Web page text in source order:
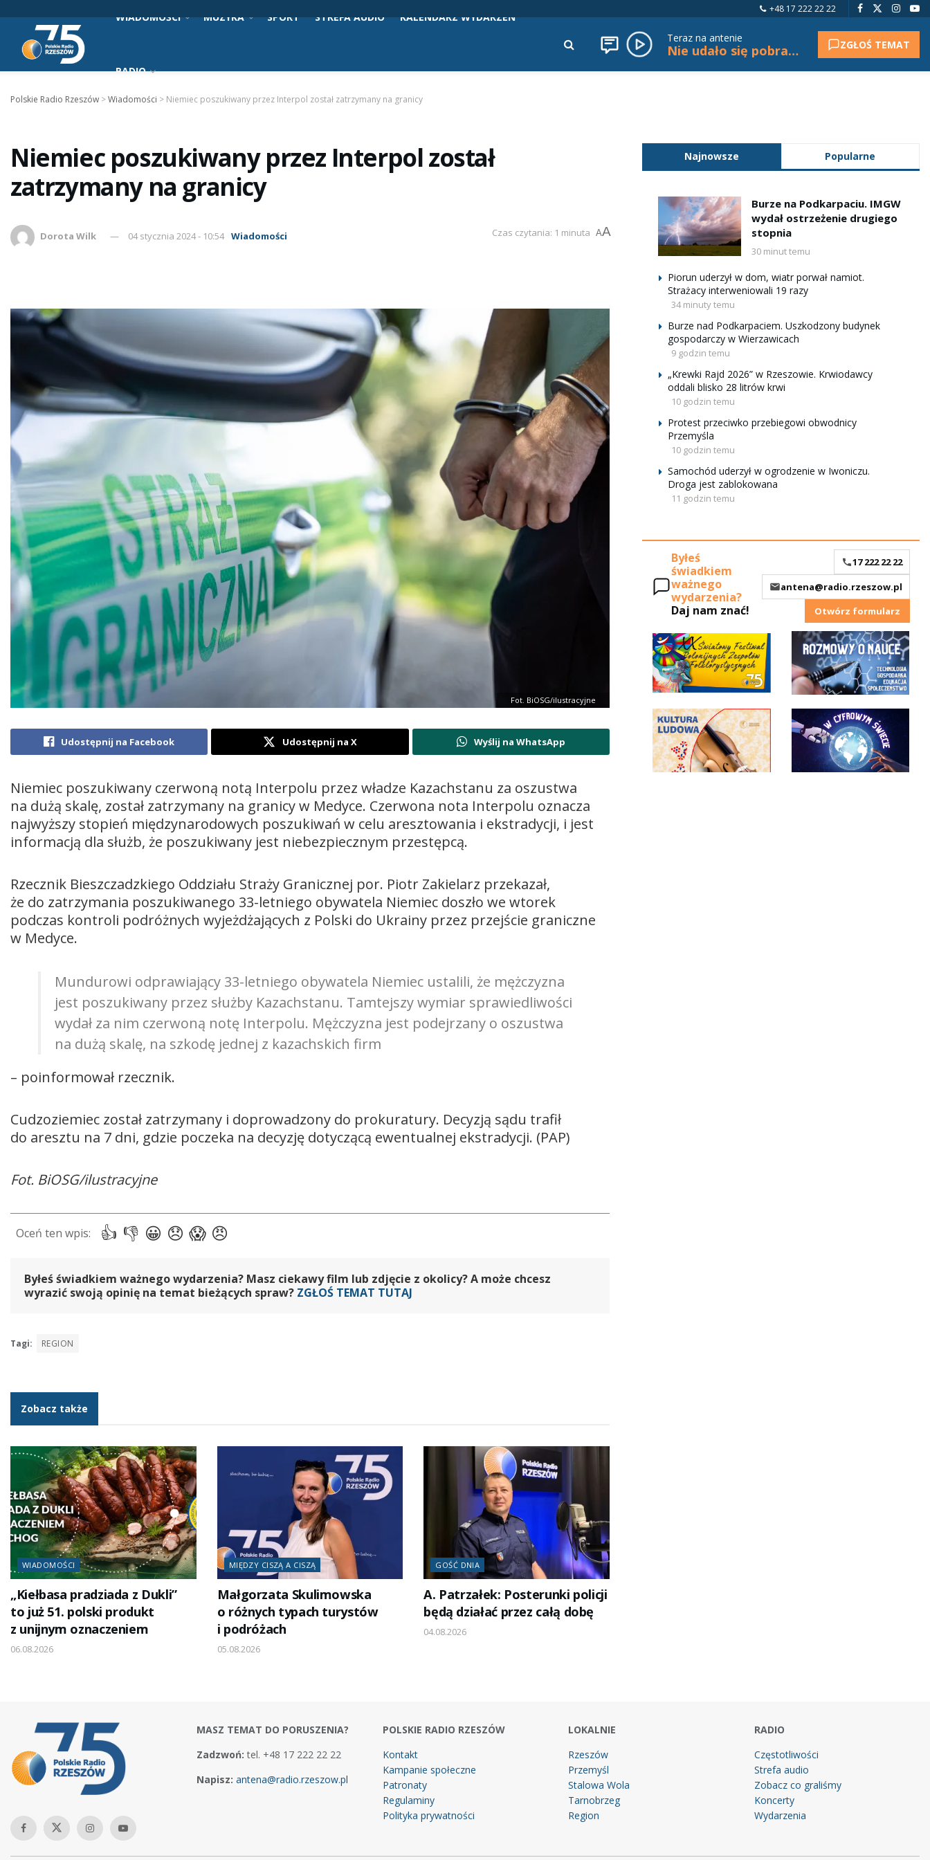
+48 17 222 22 22
WIADOMOŚCI MUZYKA SPORT STREFA AUDIO KALENDARZ WYDARZEŃ
RADIO
Teraz na antenie
Nie udało się pobrać tytułu. ZGŁOŚ TEMAT
Polskie Radio Rzeszów >Wiadomości > Niemiec poszukiwany przez Interpol został zatrzymany na granicy
Niemiec poszukiwany przez Interpol został
zatrzymany na granicy
Dorota Wilk 04 stycznia 2024 - 10:54 Wiadomości Czas czytania: 1 minuta AA
Fot. BiOSG/ilustracyjne
Udostępnij na Facebook Udostępnij na X Wyślij na WhatsApp
Niemiec poszukiwany czerwoną notą Interpolu przez władze Kazachstanu za oszustwa
na dużą skalę, został zatrzymany na granicy w Medyce. Czerwona nota Interpolu oznacza
najwyższy stopień międzynarodowych poszukiwań w celu aresztowania i ekstradycji, i jest
informacją dla służb, że poszukiwany jest niebezpiecznym przestępcą.
Rzecznik Bieszczadzkiego Oddziału Straży Granicznej por. Piotr Zakielarz przekazał,
że do zatrzymania poszukiwanego 33-letniego obywatela Niemiec doszło we wtorek
podczas kontroli podróżnych wyjeżdżających z Polski do Ukrainy przez przejście graniczne
w Medyce.
Mundurowi odprawiający 33-letniego obywatela Niemiec ustalili, że mężczyzna
jest poszukiwany przez służby Kazachstanu. Tamtejszy wymiar sprawiedliwości
wydał za nim czerwoną notę Interpolu. Mężczyzna jest podejrzany o oszustwa
na dużą skalę, na szkodę jednej z kazachskich firm
– poinformował rzecznik.
Cudzoziemiec został zatrzymany i doprowadzony do prokuratury. Decyzją sądu trafił
do aresztu na 7 dni, gdzie poczeka na decyzję dotyczącą ewentualnej ekstradycji. (PAP)
Fot. BiOSG/ilustracyjne
Byłeś świadkiem ważnego wydarzenia? Masz ciekawy film lub zdjęcie z okolicy? A może chcesz
wyrazić swoją opinię na temat bieżących spraw? ZGŁOŚ TEMAT TUTAJ
Tagi: REGION
Zobacz także
WIADOMOŚCI
„Kiełbasa pradziada z Dukli”
to już 51. polski produkt
z unijnym oznaczeniem
06.08.2026
MIĘDZY CISZĄ A CISZĄ
Małgorzata Skulimowska
o różnych typach turystów
i podróżach
05.08.2026
GOŚĆ DNIA
A. Patrzałek: Posterunki policji
będą działać przez całą dobę
04.08.2026
Najnowsze Popularne
Burze na Podkarpaciu. IMGW
wydał ostrzeżenie drugiego
stopnia
30 minut temu
Piorun uderzył w dom, wiatr porwał namiot.
Strażacy interweniowali 19 razy
34 minuty temu
Burze nad Podkarpaciem. Uszkodzony budynek
gospodarczy w Wierzawicach
9 godzin temu
„Krewki Rajd 2026” w Rzeszowie. Krwiodawcy
oddali blisko 28 litrów krwi
10 godzin temu
Protest przeciwko przebiegowi obwodnicy
Przemyśla
10 godzin temu
Samochód uderzył w ogrodzenie w Iwoniczu.
Droga jest zablokowana
11 godzin temu
Byłeś
świadkiem
ważnego
wydarzenia?
Daj nam znać!
17 222 22 22
antena@radio.rzeszow.pl
Otwórz formularz
MASZ TEMAT DO PORUSZENIA?
Zadzwoń: tel. +48 17 222 22 22
Napisz: antena@radio.rzeszow.pl
POLSKIE RADIO RZESZÓW
Kontakt
Kampanie społeczne
Patronaty
Regulaminy
Polityka prywatności
LOKALNIE
Rzeszów
Przemyśl
Stalowa Wola
Tarnobrzeg
Region
RADIO
Częstotliwości
Strefa audio
Zobacz co graliśmy
Koncerty
Wydarzenia